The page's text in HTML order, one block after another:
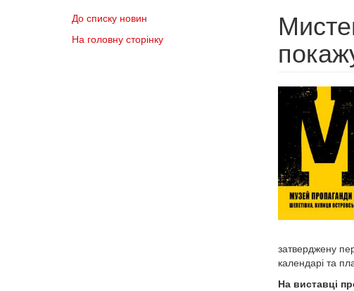
До списку новин
На головну сторінку
затверджену
календарі та
На виставці